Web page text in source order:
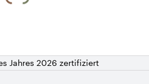
Jahres 2026 zertifiziert